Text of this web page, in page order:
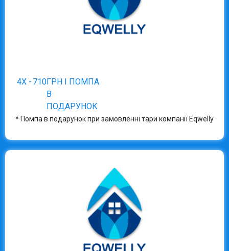
4Х - 710ГРН І ПОМПА
В
ПОДАРУНОК
* Помпа в подарунок при замовленні тари компанії Eqwelly